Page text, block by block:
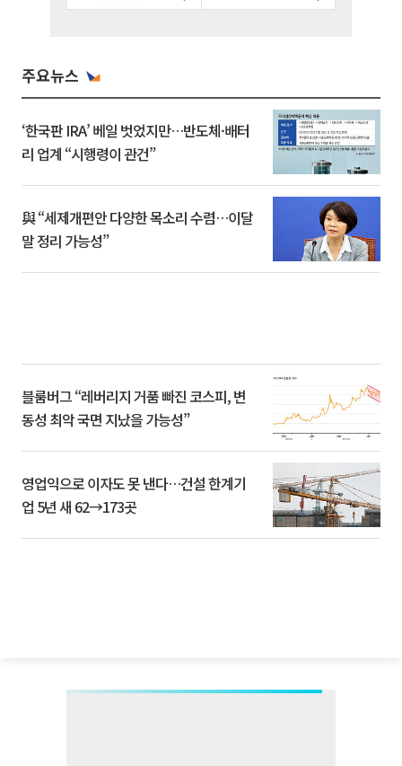
주요뉴스
‘한국판 IRA’ 베일 벗었지만…반도체·배터
리 업계 “시행령이 관건”
與 “세제개편안 다양한 목소리 수렴…이달
말 정리 가능성”
블룸버그 “레버리지 거품 빠진 코스피, 변
동성 최악 국면 지났을 가능성”
영업익으로 이자도 못 낸다…건설 한계기
업 5년 새 62→173곳